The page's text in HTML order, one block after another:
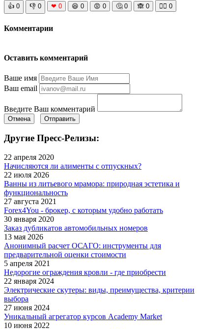
👍 0 👎 0 ❤ 0 😆 0 😡 0 🤔 0 🙈 0 🧘‍♀️ 0
Комментарии
Оставить комментарий
Ваше имя
Ваш email
Введите Ваш комментарий
Отмена Отправить
Другие Пресс-Релизы:
22 апреля 2020
Начисляются ли алименты с отпускных?
22 июля 2026
Ванны из литьевого мрамора: природная эстетика и
функциональность
27 августа 2021
Forex4You - брокер, с которым удобно работать
30 января 2020
Заказ дубликатов автомобильных номеров
13 мая 2026
Анонимный расчет ОСАГО: инструменты для
предварительной оценки стоимости
5 апреля 2021
Недорогие ограждения кровли - где приобрести
22 января 2024
Электрические скутеры: виды, преимущества, критерии
выбора
27 июня 2024
Уникальный агрегатор курсов Academy Market
10 июня 2022